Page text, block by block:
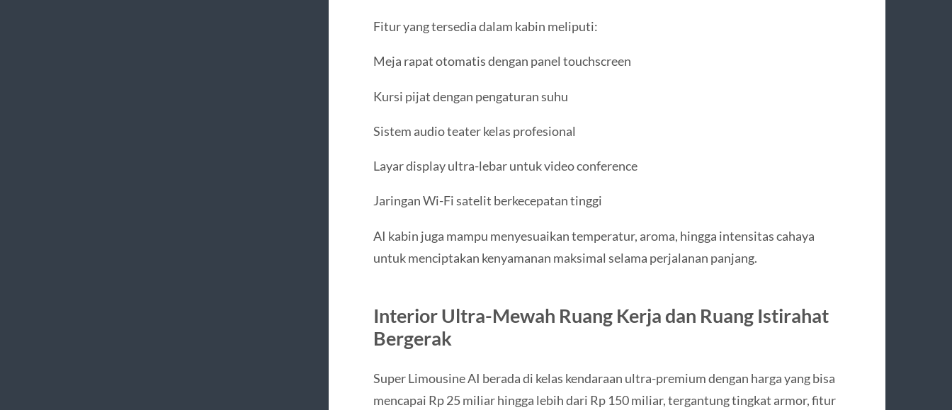
Fitur yang tersedia dalam kabin meliputi:
Meja rapat otomatis dengan panel touchscreen
Kursi pijat dengan pengaturan suhu
Sistem audio teater kelas profesional
Layar display ultra-lebar untuk video conference
Jaringan Wi-Fi satelit berkecepatan tinggi
AI kabin juga mampu menyesuaikan temperatur, aroma, hingga intensitas cahaya
untuk menciptakan kenyamanan maksimal selama perjalanan panjang.
Interior Ultra-Mewah Ruang Kerja dan Ruang Istirahat
Bergerak
Super Limousine AI berada di kelas kendaraan ultra-premium dengan harga yang bisa
mencapai Rp 25 miliar hingga lebih dari Rp 150 miliar, tergantung tingkat armor, fitur